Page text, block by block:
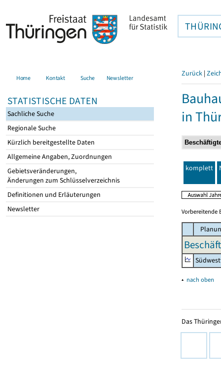
Home Kontakt Suche Newsletter
STATISTISCHE DATEN
Sachliche Suche
Regionale Suche
Kürzlich bereitgestellte Daten
Allgemeine Angaben, Zuordnungen
Gebietsveränderungen,
Änderungen zum Schlüsselverzeichnis
Definitionen und Erläuterungen
Newsletter
Zurück |
in
komplett
Vorbereitende
▴ nach oben
Das